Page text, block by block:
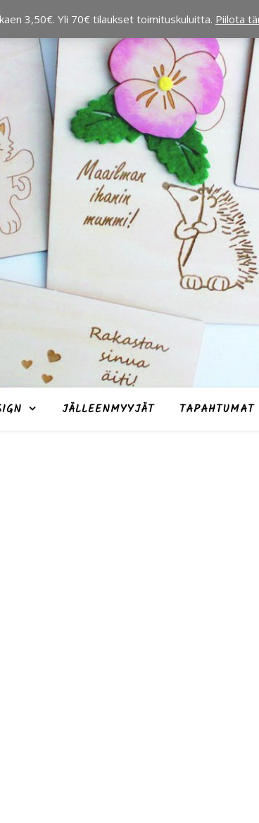
JÄLLEENMYYJÄT TAPAHTUMAT
3,50€. Yli 70€ tilaukset toimituskuluitta. Piilota